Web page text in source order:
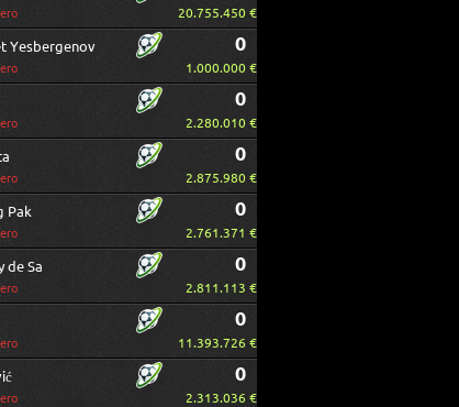
20.755.450 €
Yesbergenov 0
1.000.000 €
0
2.280.010 €
0
2.875.980 €
Pak 0
2.761.371 €
de Sa 0
2.811.113 €
0
11.393.726 €
0
2.313.036 €